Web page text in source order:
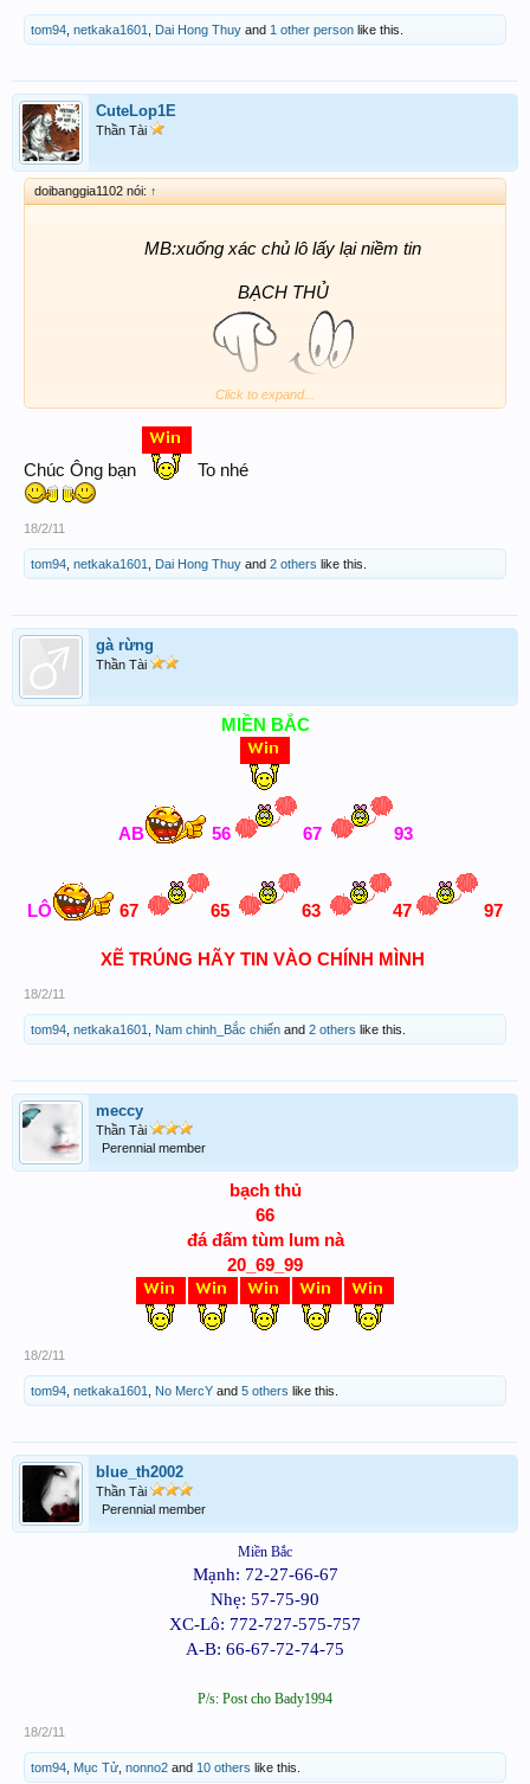
tom94 netkaka1601 Dai Hong Thuy and 1 other person like this.
CuteLop1E
Thần Tài
doibanggia1102 nói: ↑
MB:xuống xác chủ lô lấy lại niềm tin
BẠCH THỦ
99-09-31
Click to expand...
Chúc Ông bạn To nhé
18/2/11
tom94 netkaka1601 Dai Hong Thuy and 2 others like this.
gà rừng
Thần Tài
MIỀN BẮC
AB 56 67 93
LÔ 67 65 63 47 97
XẼ TRÚNG HÃY TIN VÀO CHÍNH MÌNH
18/2/11
tom94 netkaka1601 Nam chinh_Bắc chiến and 2 others like this.
meccy
Thần Tài
Perennial member
bạch thủ
66
đá đấm tùm lum nà
20_69_99
18/2/11
tom94 netkaka1601 No MercY and 5 others like this.
blue_th2002
Thần Tài
Perennial member
Miền Bắc
Mạnh: 72-27-66-67
Nhẹ: 57-75-90
XC-Lô: 772-727-575-757
A-B: 66-67-72-74-75
P/s: Post cho Bady1994
18/2/11
tom94 Mục Tử nonno2 and 10 others like this.